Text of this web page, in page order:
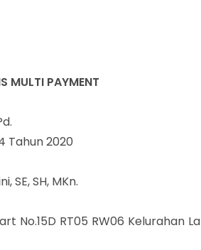
MULTI PAYMENT
Tahun 2020
SE, SH, MKn.
No.15D RT05 RW06 Kelurahan